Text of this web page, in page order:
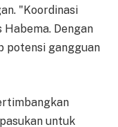
"Koordinasi
Dengan
potensi gangguan
untuk